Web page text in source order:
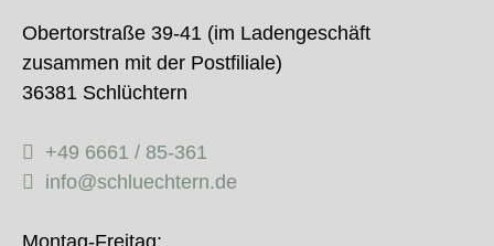
Obertorstraße 39-41 (im Ladengeschäft
zusammen mit der Postfiliale)
36381 Schlüchtern
+49 6661 / 85-361
info@schluechtern.de
Montag-Freitag: